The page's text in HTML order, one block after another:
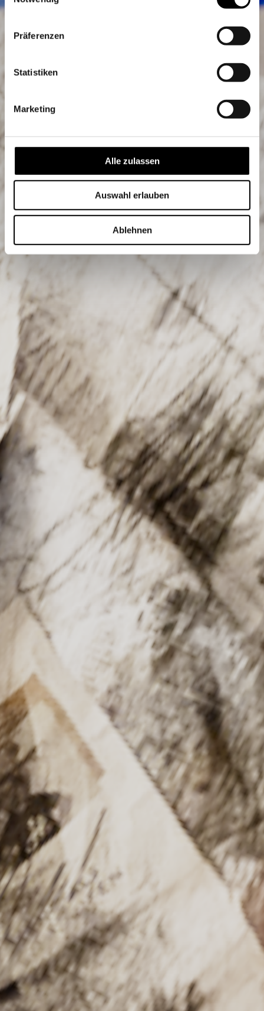
Präferenzen
Statistiken
Marketing
Alle zulassen
Auswahl erlauben
Ablehnen